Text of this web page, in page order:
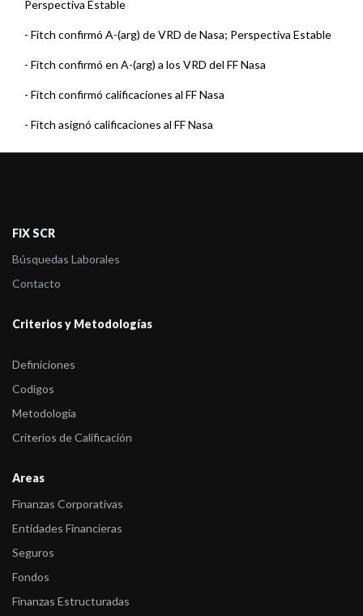
Perspectiva Estable
- Fitch confirmó A-(arg) de VRD de Nasa; Perspectiva Estable
- Fitch confirmó en A-(arg) a los VRD del FF Nasa
- Fitch confirmó calificaciones al FF Nasa
- Fitch asignó calificaciones al FF Nasa
-FIX (afiliada de Fitch Ratings) asigna calificación de Bono
FIX SCR
Búsquedas Laborales
Contacto
Criterios y Metodologías
Definiciones
Codigos
Metodología
Criterios de Calificación
Areas
Finanzas Corporativas
Entidades Financieras
Seguros
Fondos
Finanzas Estructuradas